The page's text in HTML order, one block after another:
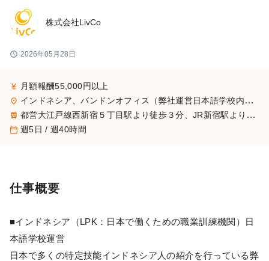
株式会社LivCo
schedule 2026年05月28日
currency_yen 月額報酬55,000円以上
place インドネシア、バンドンオフィス（弊社運営日本語学校内のオフィス） 住所Jl. Cihanjuang No.06, RT.01/RW.08, Cihanjuang, Kec. Parongpong, Kabupaten Bandung Barat, Jawa Barat, Indonesia
train 都営大江戸線西新宿５丁目駅より徒歩３分、JR新宿駅より徒歩20分、東京メトロ丸の内線西新宿駅より徒歩10分
calendar_today 週5日 / 週40時間
仕事概要
■インドネシア（LPK：日本で働くための職業訓練機関）日
本語学校運営
日本で多くの特定技能インドネシア人の紹介を行っている弊